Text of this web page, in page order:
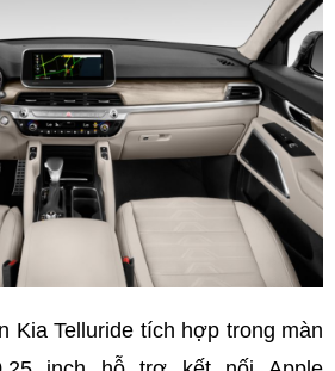
Kia Telluride tích hợp trong màn